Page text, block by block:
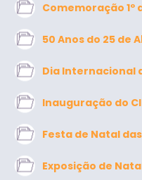
Comemoração 1º
50 Anos do 25 de
Dia Internacional
Inauguração do
Festa de Natal
Exposição de